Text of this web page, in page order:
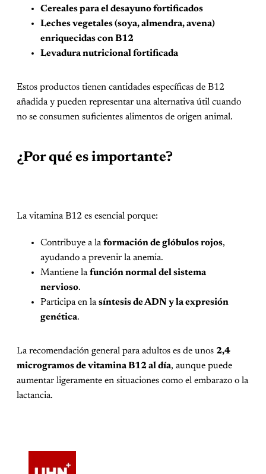
Cereales para el desayuno fortificados
Leches vegetales (soya, almendra, avena)
enriquecidas con B12
Levadura nutricional fortificada
Estos productos tienen cantidades específicas de B12
añadida y pueden representar una alternativa útil cuando
no se consumen suficientes alimentos de origen animal.
¿Por qué es importante?
La vitamina B12 es esencial porque:
Contribuye a laformación de glóbulos rojos,
ayudando a prevenir la anemia.
Mantiene lafunción normal del sistema
nervioso.
Participa en lasíntesis de ADN y la expresión
genética.
La recomendación general para adultos es de unos 2,4
microgramos de vitamina B12 al día, aunque puede
aumentar ligeramente en situaciones como el embarazo o la
lactancia.